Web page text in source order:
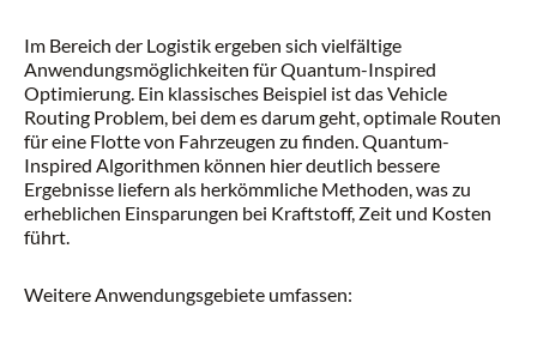
Im Bereich der Logistik ergeben sich vielfältige
Anwendungsmöglichkeiten für Quantum-Inspired
Optimierung. Ein klassisches Beispiel ist das Vehicle
Routing Problem, bei dem es darum geht, optimale Routen
für eine Flotte von Fahrzeugen zu finden. Quantum-
Inspired Algorithmen können hier deutlich bessere
Ergebnisse liefern als herkömmliche Methoden, was zu
erheblichen Einsparungen bei Kraftstoff, Zeit und Kosten
führt.
Weitere Anwendungsgebiete umfassen: